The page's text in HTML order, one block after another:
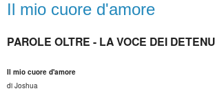
Il mio cuore d'amore
PAROLE OLTRE - LA VOCE DEI
Il mio cuore d'amore
di Joshua